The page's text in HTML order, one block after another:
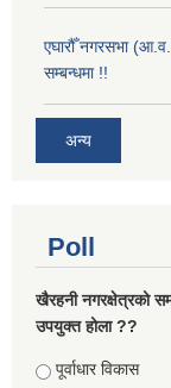
एघारौँ नगरसभा
सम्बन्धमा !!
अन्य
Poll
खैरहनी नगरक्षेत्रको
उपयुक्त होला ??
Choices
पूर्वाधार विकास